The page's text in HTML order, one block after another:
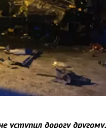
уступил дорогу другому,